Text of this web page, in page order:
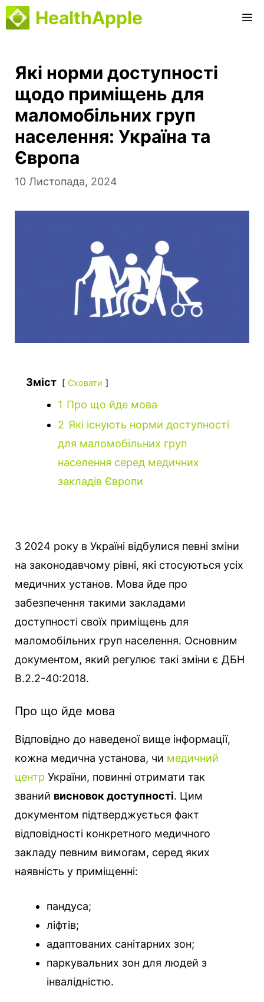
Перейти
до
HealthApple
Які норми доступності
щодо приміщень для
маломобільних груп
населення: Україна та
Європа
10 Листопада, 2024
Зміст Сховати
1 Про що йде мова
2 Які існують норми доступності
для маломобільних груп
населення серед медичних
закладів Європи
З 2024 року в Україні відбулися певні зміни
на законодавчому рівні, які стосуються усіх
медичних установ. Мова йде про
забезпечення такими закладами
доступності своїх приміщень для
маломобільних груп населення. Основним
документом, який регулює такі зміни є ДБН
В.2.2-40:2018.
Про що йде мова
Відповідно до наведеної вище інформації,
кожна медична установа, чи медичний
центр України, повинні отримати так
званий висновок доступності. Цим
документом підтверджується факт
відповідності конкретного медичного
закладу певним вимогам, серед яких
наявність у приміщенні:
пандуса;
ліфтів;
адаптованих санітарних зон;
паркувальних зон для людей з
інвалідністю.